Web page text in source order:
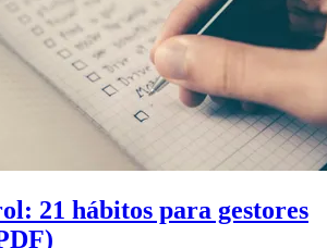
21 hábitos para gestores